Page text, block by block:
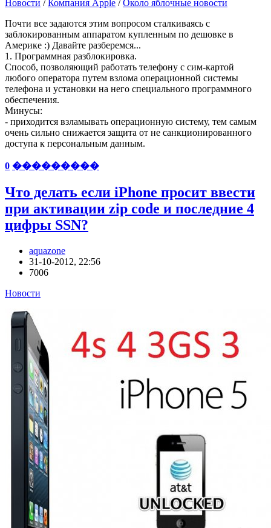
Новости / Компания Apple / Около яблочные новости
Почти все задаются этим вопросом сталкиваясь с
заблокированным аппаратом купленным по дешовке в
Америке :) Давайте разберемся...
1. Программная разблокировка.
Способ, позволяющий работать телефону с сим-картой
любого оператора путем взлома операционной системы
телефона и установки на него специального программного
обеспечения.
Минусы:
- приходится взламывать операционную систему, тем самым
очень сильно снижается защита от не санкционированного
доступа к персональным данным.
0 ���������
Что делать если iPhone просит ввести
при активации zip code и последние 4
цифры SSN?
aquazone
31-10-2012, 22:56
7006
Новости